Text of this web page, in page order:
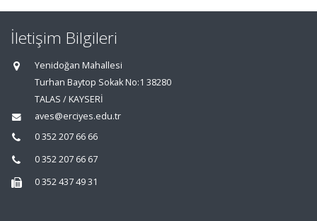
İletişim Bilgileri
Yenidoğan Mahallesi
Turhan Baytop Sokak No:1 38280
TALAS / KAYSERİ
aves@erciyes.edu.tr
0 352 207 66 66
0 352 207 66 67
0 352 437 49 31